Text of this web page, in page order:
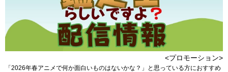
<プロモーション>
「2026年春アニメで何か面白いものはないかな？」と思っている方におすすめ